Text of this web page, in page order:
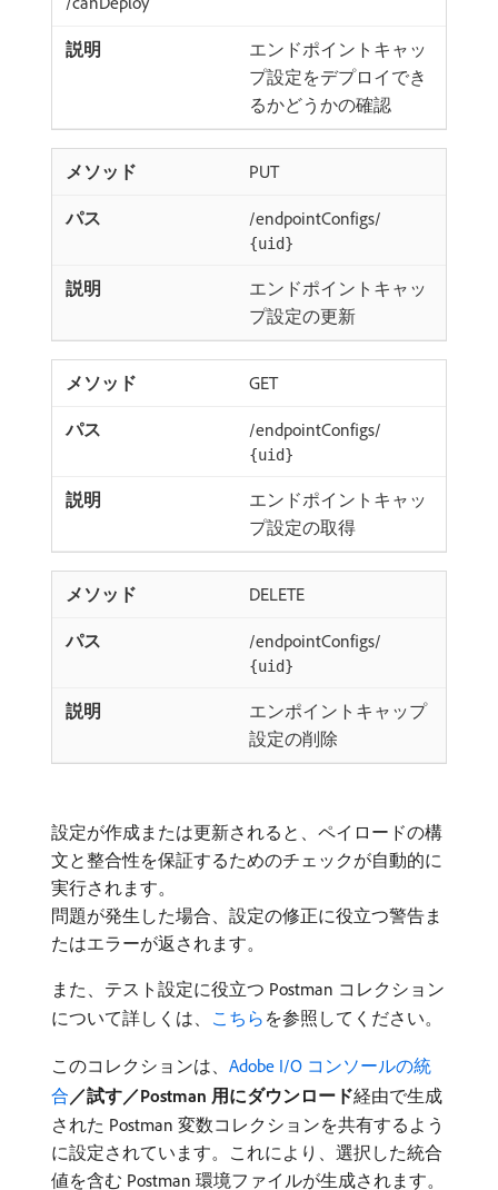
エンドポイントキャッ
プ設定をデプロイでき
るかどうかの確認
PUT
/endpointConfigs/
{uid}
エンドポイントキャッ
プ設定の更新
GET
/endpointConfigs/
{uid}
エンドポイントキャッ
プ設定の取得
DELETE
/endpointConfigs/
{uid}
エンポイントキャップ
設定の削除
設定が作成または更新されると、ペイロードの構
文と整合性を保証するためのチェックが自動的に
実行されます。
問題が発生した場合、設定の修正に役立つ警告ま
たはエラーが返されます。
また、テスト設定に役立つ Postman コレクション
について詳しくは、 こちら を参照してください。
このコレクションは、 Adobe I/O コンソールの統
合／試す／Postman 用にダウンロード​経由で生成
された Postman 変数コレクションを共有するよう
に設定されています。これにより、選択した統合
値を含む Postman 環境ファイルが生成されます。